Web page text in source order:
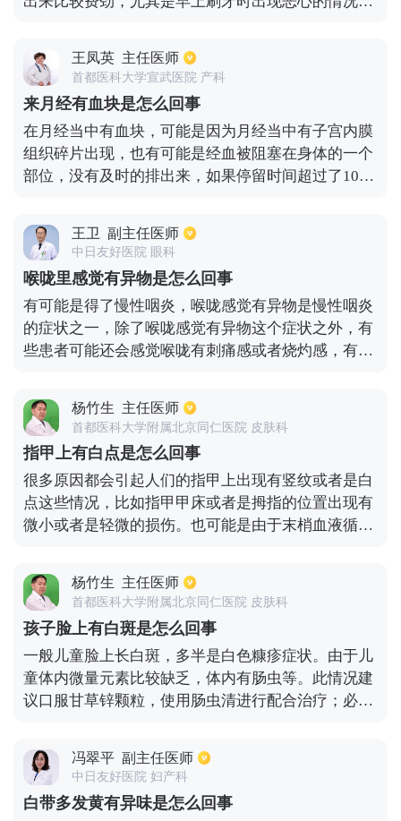
炎、结肠癌等，均可能引起大便带血。长时间大便出
片、慢严舒柠颗粒等药物来治疗。还有一个原因就是
患者有支气管炎或肺炎，这种情况患者要做胸部CT后
才能够确诊。如果是有炎症的情况，则要进行消炎治
疗，常用的药物就是抗生素或者抗病毒的药物，要根
据检查的结果依照一生的指导科学用药。
王凤英 主任医师
首都医科大学宣武医院 产科
来月经有血块是怎么回事
在月经当中有血块，可能是因为月经当中有子宫内膜
组织碎片出现，也有可能是经血被阻塞在身体的一个
部位，没有及时的排出来，如果停留时间超过了10分
晨还有坐的时间比较长的时候。如果经血量比较多，
也会有血块，是由于经血里面的抗凝血成分因为经血
比较多无法发挥出来导致的。假如吃了含量的食物，
也会导致经血不畅，月经期间必须要注意保暖，一面
经血会变多。
王卫 副主任医师
中日友好医院 眼科
喉咙里感觉有异物是怎么回事
有可能是得了慢性咽炎，喉咙感觉有异物是慢性咽炎
的症状之一，除了喉咙感觉有异物这个症状之外，有
些患者可能还会感觉喉咙有刺痛感或者烧灼感，有时
用口服类的中成药来进行治疗，比如复方双花片，蓝
层口服液等等都是常见的药物。在治疗的时候，还会
根据患者的具体情况，酌情添加诸如抗病毒口服液、
蒲地蓝口服液等等抗病毒的药物。治疗和恢复期间，
患者在饮食方面应该吃的清淡一些，平常要多喝一些
水，同时做好保暖工作。
杨竹生 主任医师
首都医科大学附属北京同仁医院 皮肤科
指甲上有白点是怎么回事
很多原因都会引起人们的指甲上出现有竖纹或者是白
点这些情况，比如指甲甲床或者是拇指的位置出现有
微小或者是轻微的损伤。也可能是由于末梢血液循环
殊性的治疗。一般只要白点不是特别多，随着指甲慢
慢的生长就可以消失。而如果白点广泛并且特别多，
就要引起重视，建议进行一些实验室检查，排除疾病
原因。平时也要保证合理膳食，对饮食要做到科学搭
配、不挑食、不长时间偏食，保证各种营养元素的正
常供给。
杨竹生 主任医师
首都医科大学附属北京同仁医院 皮肤科
孩子脸上有白斑是怎么回事
一般儿童脸上长白斑，多半是白色糠疹症状。由于儿
童体内微量元素比较缺乏，体内有肠虫等。此情况建
议口服甘草锌颗粒，使用肠虫清进行配合治疗；必要
行对症治疗。
冯翠平 副主任医师
中日友好医院 妇产科
白带多发黄有异味是怎么回事